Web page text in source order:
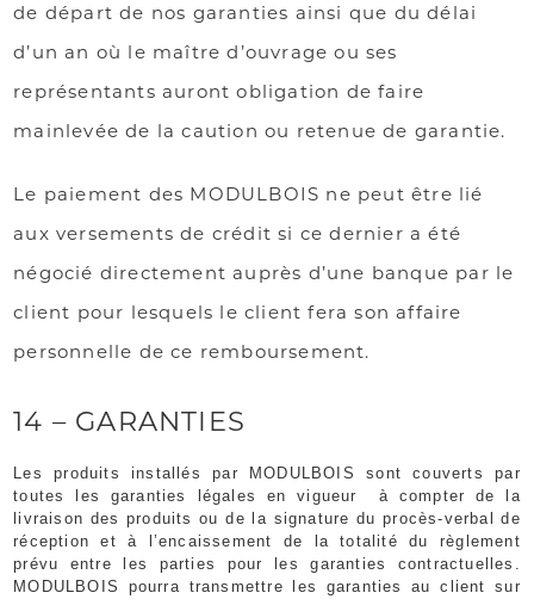
de départ de nos garanties ainsi que du délai
d’un an où le maître d’ouvrage ou ses
représentants auront obligation de faire
mainlevée de la caution ou retenue de garantie.
Le paiement des MODULBOIS ne peut être lié
aux versements de crédit si ce dernier a été
négocié directement auprès d’une banque par le
client pour lesquels le client fera son affaire
personnelle de ce remboursement.
14 – GARANTIES
Les produits installés par MODULBOIS sont couverts par
toutes les garanties légales en vigueur
à compter de la
livraison des produits ou de la signature du procès-verbal de
réception et à l’encaissement de la totalité du règlement
prévu entre les parties pour les garanties contractuelles.
MODULBOIS pourra transmettre les garanties au client sur